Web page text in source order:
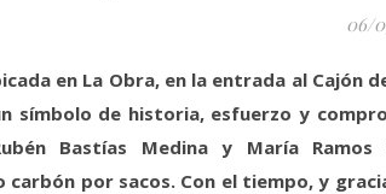
06/
en La Obra, en la entrada al Cajón
símbolo de historia, esfuerzo y
Bastías Medina y María
carbón por sacos. Con el tiempo, y